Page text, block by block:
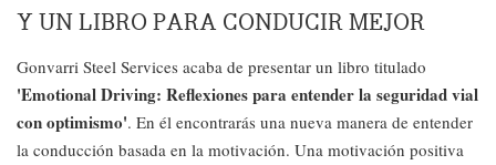
Y UN LIBRO PARA CONDUCIR MEJOR
Gonvarri Steel Services acaba de presentar un libro titulado
'Emotional Driving: Reflexiones para entender la seguridad vial
con optimismo'. En él encontrarás una nueva manera de entender
la conducción basada en la motivación. Una motivación positiva